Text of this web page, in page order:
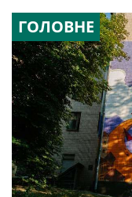
ГОЛОВНЕ